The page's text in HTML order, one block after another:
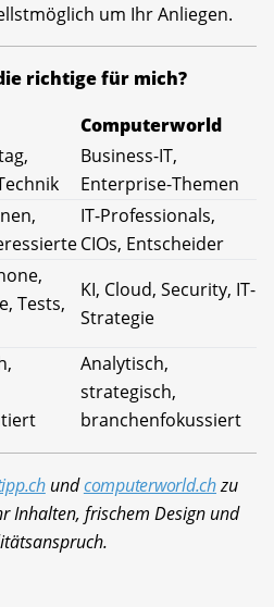
um Ihr Anliegen.
richtige für mich?
Computerworld
Business-IT,
Enterprise-Themen
IT-Professionals,
CIOs, Entscheider
Tests,
KI, Cloud, Security, IT-
Strategie
Analytisch,
strategisch,
branchenfokussiert
undcomputerworld.chzu
Inhalten, frischem Design und